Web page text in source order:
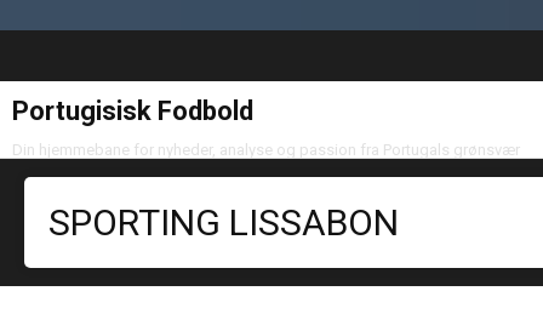
Portugisisk Fodbold
Din hjemmebane for nyheder, analyse og passion fra Portugals grønsvær
SPORTING LISSABON